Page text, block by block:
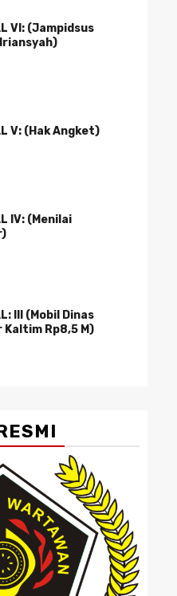
VI: (Jampidsus
V: (Hak Angket)
IV: (Menilai
III (Mobil Dinas
Kaltim Rp8,5 M)